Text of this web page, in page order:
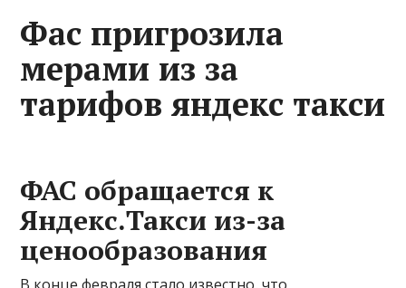
Фас пригрозила
мерами из за
тарифов яндекс такси
ФАС обращается к
Яндекс.Такси из-за
ценообразования